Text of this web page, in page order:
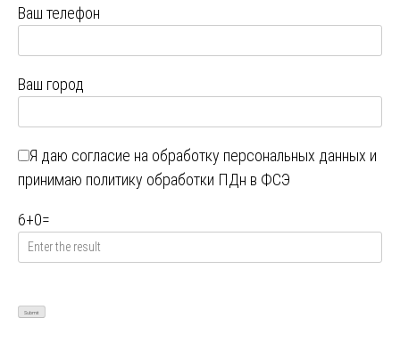
Ваш телефон
Ваш город
Я даю согласие на обработку персональных данных и
принимаю политику обработки ПДн в ФСЭ
6+0=